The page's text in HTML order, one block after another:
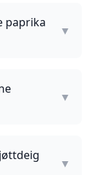
paprika
▼
▼
▼